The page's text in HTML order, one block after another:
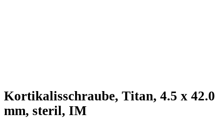
Kortikalisschraube, Titan, 4.5 x 42.0
mm, steril, IM